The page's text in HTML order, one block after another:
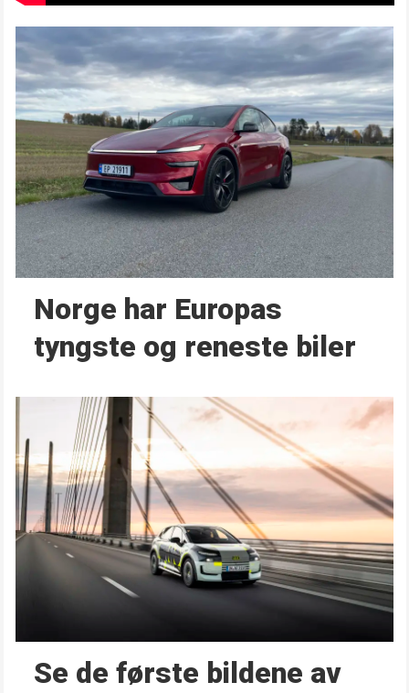
Norge har Europas
tyngste og reneste biler
Se de første bildene av